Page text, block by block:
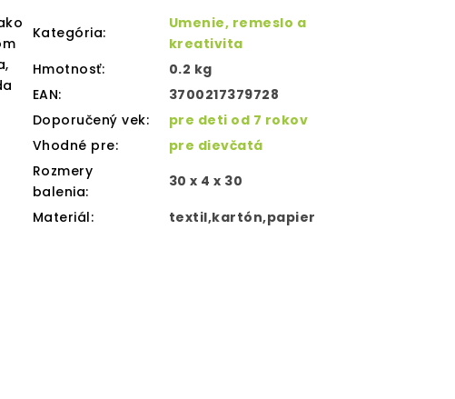
Kategória:
Umenie, remeslo a
kreativita
Hmotnosť:
0.2 kg
EAN:
3700217379728
Doporučený vek:
pre deti od 7 rokov
Vhodné pre:
pre dievčatá
Rozmery
balenia:
30 x 4 x 30
Materiál: textil,kartón,papier